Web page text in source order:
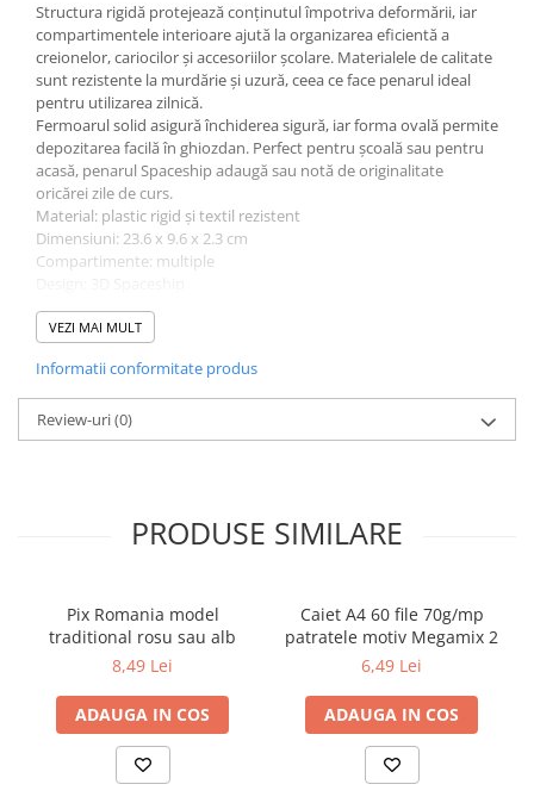
Penare tip etui
Acuarele și pensule școlare
Acuarele școlare și Tempera
Pensule școlare
Pahare și palete pictură
Cărți
Cărți pentru copii
Cărți de colorat
Povești și ficțiune pentru copii
Enciclopedii și atlase pentru copii
Materiale educaționale
Benzi desenate
Hobby și activități pentru copii
Culegeri și materiale auxiliare
Bibliografie didactică
Dicționare și gramatici
Pregătire pentru admitere
Pregătire Evaluare Națională
Pregătire Bacalaureat
Romane și literatură
Structura rigidă protejează conținutul împotriva deformării, iar
compartimentele interioare ajută la organizarea eficientă a
creionelor, cariocilor și accesoriilor școlare. Materialele de calitate
sunt rezistente la murdărie și uzură, ceea ce face penarul ideal
pentru utilizarea zilnică.
Fermoarul solid asigură închiderea sigură, iar forma ovală permite
depozitarea facilă în ghiozdan. Perfect pentru școală sau pentru
acasă, penarul Spaceship adaugă sau notă de originalitate
oricărei zile de curs.
Material: plastic rigid și textil rezistent
Dimensiuni: 23.6 x 9.6 x 2.3 cm
Compartimente: multiple
Culori: fermoar bleumarin si portocaliu
Închidere: cu fermoar
VEZI MAI MULT
Informatii conformitate produs
Review-uri(0)
PRODUSE SIMILARE
Pix Romania model
traditional rosu sau alb
8,49 Lei
ADAUGA IN COS
Caiet A4 60 file 70g/mp
patratele motiv Megamix 2
6,49 Lei
ADAUGA IN COS